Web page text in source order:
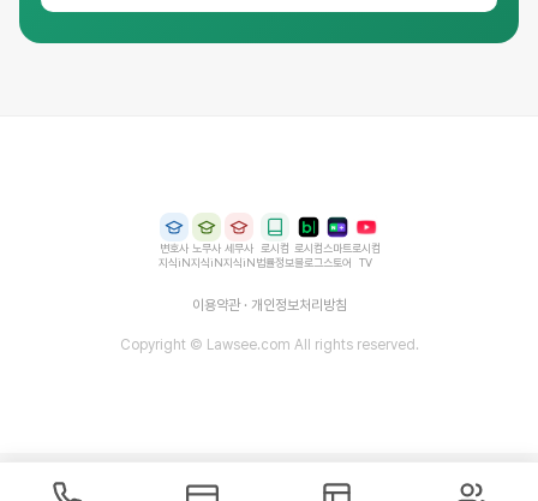
변호사
지식iN
노무사
지식iN
세무사
지식iN
로시컴
법률정보
로시컴
블로그
스마트
스토어
로시컴
TV
이용약관· 개인정보처리방침
Copyright © Lawsee.com All rights reserved.